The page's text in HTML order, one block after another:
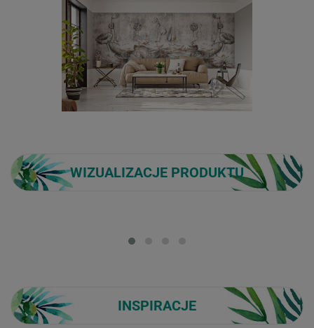
WIZUALIZACJE PRODUKTU
INSPIRACJE